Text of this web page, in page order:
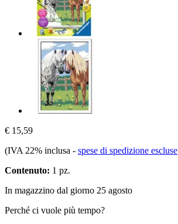
€ 15,59
(IVA 22% inclusa - spese di spedizione escluse
Contenuto: 1 pz.
In magazzino dal giorno 25 agosto
Perché ci vuole più tempo?